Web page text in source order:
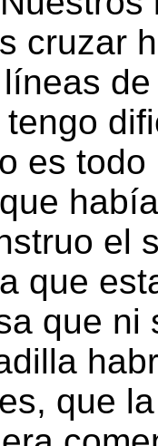
cruzar
es
el
que
que ni
que